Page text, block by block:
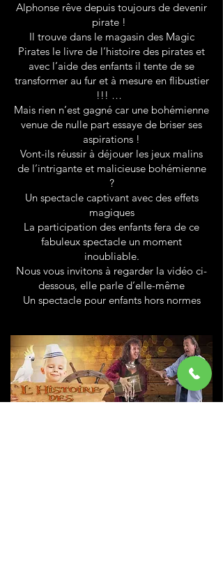
Alphonse rêve depuis toujours de devenir
pirate !
Il trouve dans le magasin des Magic
Pirates le livre de l’histoire des pirates et
avec l’aide des enfants il tente de se
transformer au fur et à mesure en flibustier
!!! …
Mais rien n’est gagné car une bohémienne
venue de nulle part essaye de briser ses
aspirations !
Vont-ils réussir à déjouer les jeux malins
de l’intrigante et malicieuse bohémienne
?
Un spectacle captivant avec des effets
magiques
La participation des enfants fera de ce
fabuleux spectacle un moment
inoubliable.
Nous vous invitons à regarder la vidéo ci-
dessous, elle parle d’elle-même
Un spectacle pour enfants hors normes